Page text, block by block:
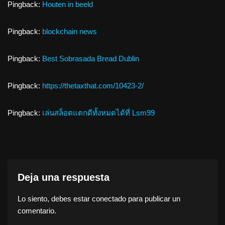
Pingback: Houten in beeld
Pingback: blockchain news
Pingback: Best Sobrasada Bread Dublin
Pingback: https://thetaxthat.com/10423-2/
Pingback: เล่นสล็อตแตกดีทั้งหมดได้ที่ Lsm99
Deja una respuesta
Lo siento, debes estar conectado para publicar un
comentario.